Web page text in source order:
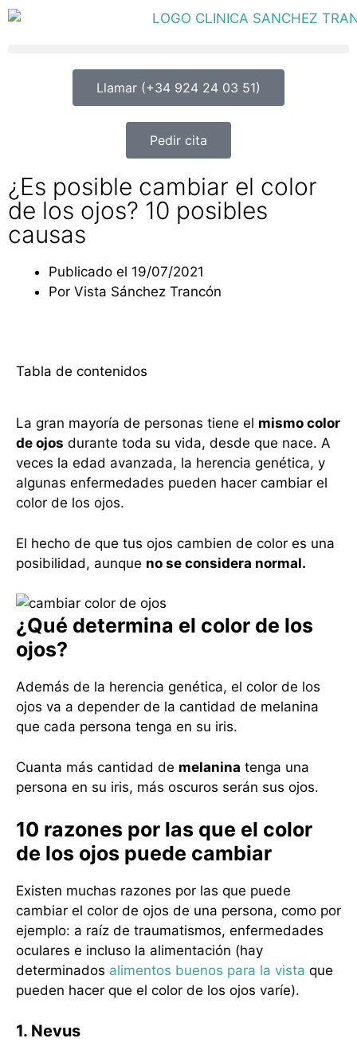
Llamar (+34 924 24 03 51)
Pedir cita
¿Es posible cambiar el color
de los ojos? 10 posibles
causas
Publicado el 19/07/2021
Por Vista Sánchez Trancón
La gran mayoría de personas tiene el mismo color
de ojos durante toda su vida, desde que nace. A
veces la edad avanzada, la herencia genética, y
algunas enfermedades pueden hacer cambiar el
color de los ojos.
El hecho de que tus ojos cambien de color es una
posibilidad, aunque no se considera normal.
¿Qué determina el color de los
ojos?
Además de la herencia genética, el color de los
ojos va a depender de la cantidad de melanina
que cada persona tenga en su iris.
Cuanta más cantidad de melanina tenga una
persona en su iris, más oscuros serán sus ojos.
10 razones por las que el color
de los ojos puede cambiar
Existen muchas razones por las que puede
cambiar el color de ojos de una persona, como por
ejemplo: a raíz de traumatismos, enfermedades
oculares e incluso la alimentación (hay
determinados alimentos buenos para la vista que
pueden hacer que el color de los ojos varíe).
1. Nevus
Tabla de contenidos